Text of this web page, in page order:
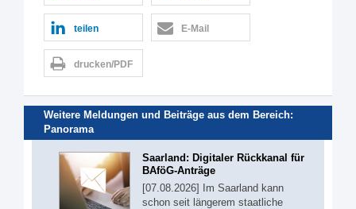
teilen E-Mail
drucken/PDF
Weitere Meldungen und Beiträge aus dem Bereich:
Panorama
Saarland: Digitaler Rückkanal für
BAföG-Anträge
[07.08.2026] Im Saarland kann
schon seit längerem staatliche